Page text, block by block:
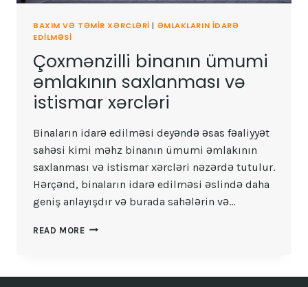
BAXIM VƏ TƏMIR XƏRCLƏRI | ƏMLAKLARIN IDARƏ
EDILMƏSI
Çoxmənzilli binanın ümumi
əmlakının saxlanması və
istismar xərcləri
Binaların idarə edilməsi deyəndə əsas fəaliyyət
sahəsi kimi məhz binanın ümumi əmlakının
saxlanması və istismar xərcləri nəzərdə tutulur.
Hərçənd, binaların idarə edilməsi əslində daha
geniş anlayışdır və burada sahələrin və…
READ MORE ÇOXMƏNZILLI